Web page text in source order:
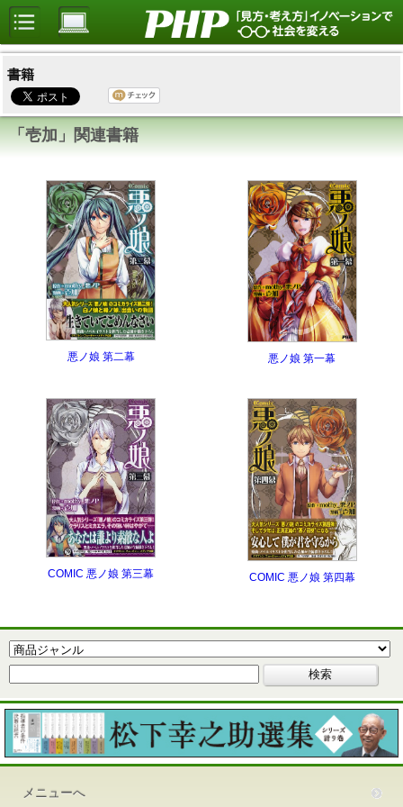
書籍
「壱加」関連書籍
悪ノ娘 第二幕 悪ノ娘 第一幕
COMIC 悪ノ娘 第三幕 COMIC 悪ノ娘 第四幕
メニューへ